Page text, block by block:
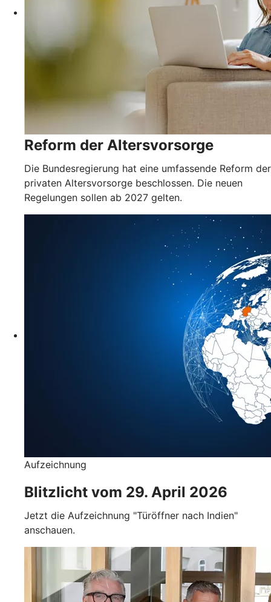
Reform der Altersvorsorge
Die Bundesregierung hat eine umfassende Reform der
privaten Altersvorsorge beschlossen. Die neuen
Regelungen sollen ab 2027 gelten.
Aufzeichnung
Blitzlicht vom 29. April 2026
Jetzt die Aufzeichnung "Türöffner nach Indien"
anschauen.